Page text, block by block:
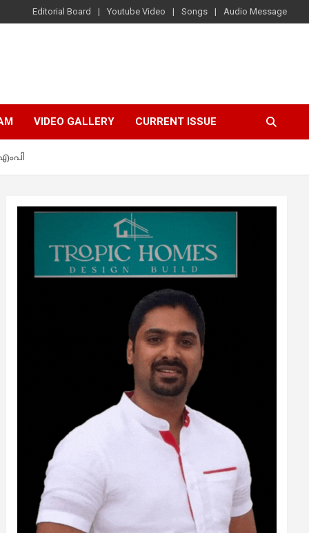
Editorial Board Youtube Video Songs Audio Message
VIDEO GALLERY CURRENT ISSUE